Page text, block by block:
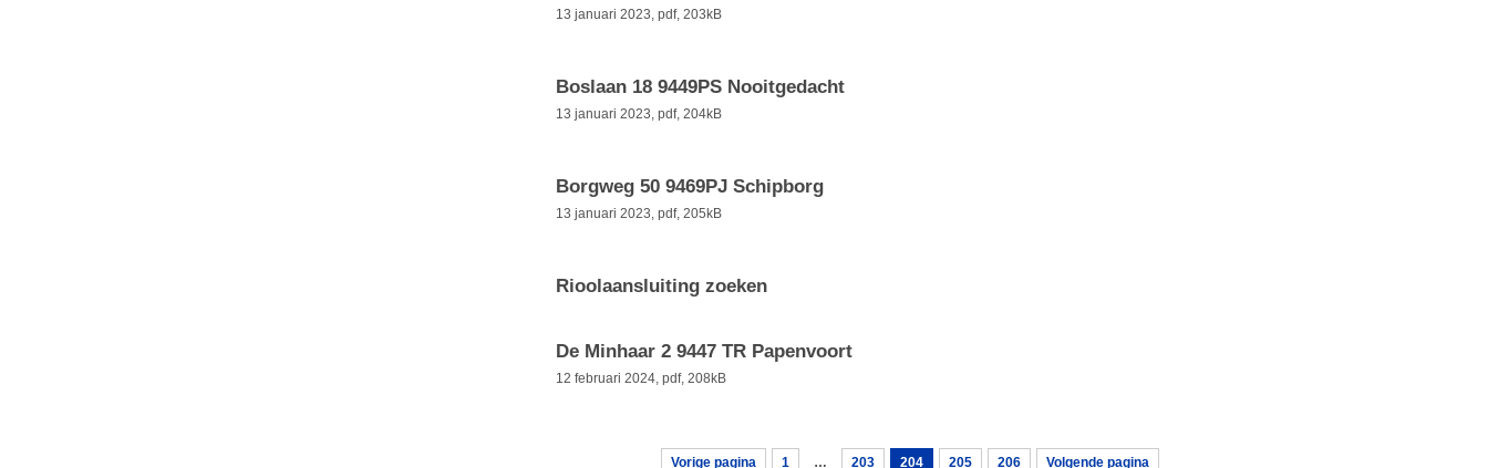
13 januari 2023, pdf, 203kB
Boslaan 18 9449PS Nooitgedacht
13 januari 2023, pdf, 204kB
Borgweg 50 9469PJ Schipborg
13 januari 2023, pdf, 205kB
Rioolaansluiting zoeken
De Minhaar 2 9447 TR Papenvoort
12 februari 2024, pdf, 208kB
Vorige pagina 1 … 203 204 205 206 Volgende pagina